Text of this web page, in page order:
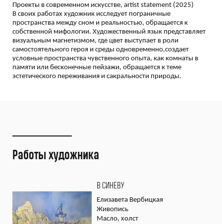
Проекты в современном искусстве, artist statement (2025)
В своих работах художник исследует пограничные
пространства между сном и реальностью, обращается к
собственной мифологии. Художественный язык представляет
визуальным магнетизмом, где цвет выступает в роли
самостоятельного героя и среды одновременно,создает
условные пространства чувственного опыта, как комнаты в
памяти или бесконечные пейзажи, обращается к теме
эстетического переживания и сакральности природы.
Работы художника
В СИНЕВУ
Елизавета Вербицкая
Живопись
Масло, холст